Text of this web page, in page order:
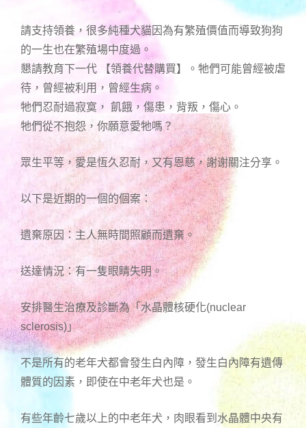
請支持領養，很多純種犬貓因為有繁殖價值而導致狗狗
的一生也在繁殖場中度過。
懇請教育下一代 【領養代替購買】。牠們可能曾經被虐
待，曾經被利用，曾經生病。
牠們忍耐過寂寞， 飢餓，傷患，背叛，傷心。
牠們從不抱怨，你願意愛牠嗎？
眾生平等，愛是恆久忍耐，又有恩慈，謝谢關注分享。
以下是近期的一個的個案：
遺棄原因：主人無時間照顧而遺棄。
送達情況：有一隻眼睛失明。
安排醫生治療及診斷為「水晶體核硬化(nuclear
sclerosis)」
不是所有的老年犬都會發生白內障，發生白內障有遺傳
體質的因素，即使在中老年犬也是。
有些年齡七歲以上的中老年犬，肉眼看到水晶體中央有